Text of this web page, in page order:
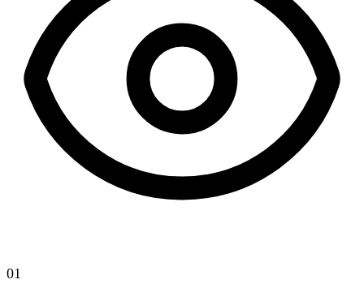
01